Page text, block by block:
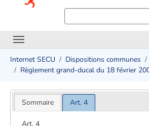
Internet SECU Dispositions communes
Règlement grand-ducal du 18 février
Sommaire Art. 4
Art. 4